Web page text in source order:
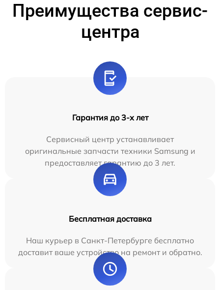
Преимущества сервис-
центра
Гарантия до 3-х лет
Сервисный центр устанавливает
оригинальные запчасти техники Samsung и
предоставляет гарантию до 3 лет.
Бесплатная доставка
Наш курьер в Санкт-Петербурге бесплатно
доставит ваше устройство на ремонт и обратно.